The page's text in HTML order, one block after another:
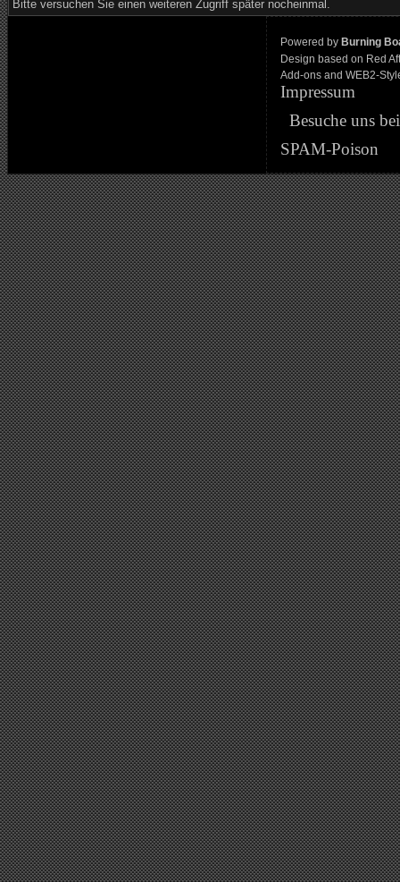
Bitte versuchen Sie einen weiteren Zugriff später nocheinmal.
Powered by Burning
Design based on Red
Add-ons and WEB2-
Impressum
Besuche uns
SPAM-Poison